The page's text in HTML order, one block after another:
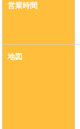
営業時間
地図